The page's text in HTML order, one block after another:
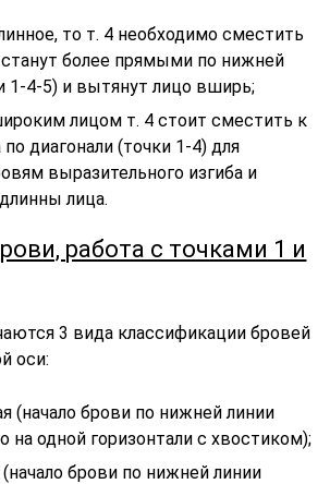
то т. 4 необходимо сместить
более прямыми по нижней
1-4-5) и вытянут лицо вширь;
лицом т. 4 стоит сместить к
диагонали (точки 1-4) для
выразительного изгиба и
лица.
работа с точками 1 и
3 вида классификации бровей
оси:
(начало брови по нижней линии
на одной горизонтали с хвостиком);
брови по нижней линии